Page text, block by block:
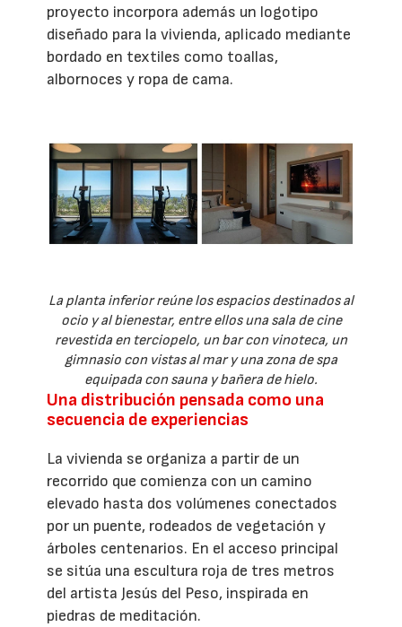
proyecto incorpora además un logotipo
diseñado para la vivienda, aplicado mediante
bordado en textiles como toallas,
albornoces y ropa de cama.
La planta inferior reúne los espacios destinados al
ocio y al bienestar, entre ellos una sala de cine
revestida en terciopelo, un bar con vinoteca, un
gimnasio con vistas al mar y una zona de spa
equipada con sauna y bañera de hielo.
Una distribución pensada como una
secuencia de experiencias
La vivienda se organiza a partir de un
recorrido que comienza con un camino
elevado hasta dos volúmenes conectados
por un puente, rodeados de vegetación y
árboles centenarios. En el acceso principal
se sitúa una escultura roja de tres metros
del artista Jesús del Peso, inspirada en
piedras de meditación.